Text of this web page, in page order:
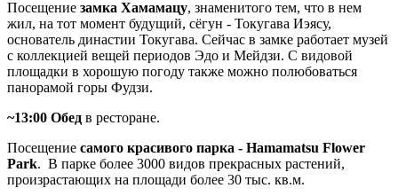
Посещение замка Хамамацу, знаменитого тем, что в нем
жил, на тот момент будущий, сёгун - Токугава Иэясу,
основатель династии Токугава. Сейчас в замке работает музей
с коллекцией вещей периодов Эдо и Мейдзи. С видовой
площадки в хорошую погоду также можно полюбоваться
панорамой горы Фудзи.
~13:00 Обед в ресторане.
Посещение самого красивого парка - Hamamatsu Flower
Park. В парке более 3000 видов прекрасных растений,
произрастающих на площади более 30 тыс. кв.м.